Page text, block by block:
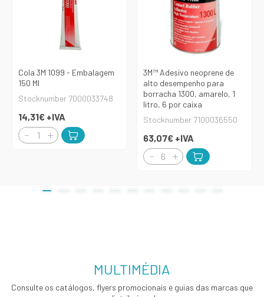
Cola 3M 1099 - Embalagem
150 Ml
Stocknumber 7000033748
14,31€ +IVA
3M™ Adesivo neoprene de
alto desempenho para
borracha 1300, amarelo, 1
litro, 6 por caixa
Stocknumber 7100036550
63,07€ +IVA
MULTIMÉDIA
Consulte os catálogos, flyers promocionais e guias das marcas que